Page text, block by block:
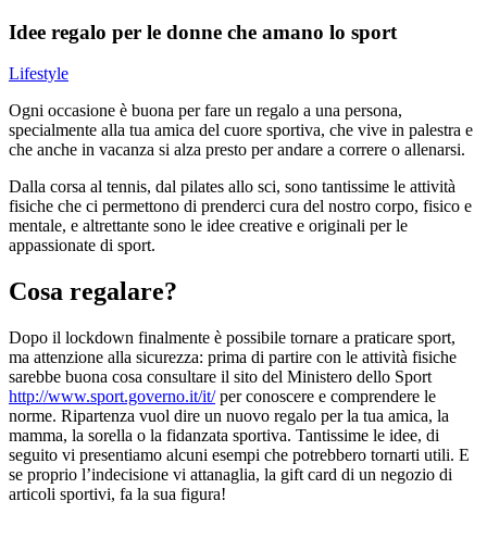
Idee regalo per le donne che amano lo sport
Lifestyle
Ogni occasione è buona per fare un regalo a una persona,
specialmente alla tua amica del cuore sportiva, che vive in palestra e
che anche in vacanza si alza presto per andare a correre o allenarsi.
Dalla corsa al tennis, dal pilates allo sci, sono tantissime le attività
fisiche che ci permettono di prenderci cura del nostro corpo, fisico e
mentale, e altrettante sono le idee creative e originali per le
appassionate di sport.
Cosa regalare?
Dopo il lockdown finalmente è possibile tornare a praticare sport,
ma attenzione alla sicurezza: prima di partire con le attività fisiche
sarebbe buona cosa consultare il sito del Ministero dello Sport
http://www.sport.governo.it/it/per conoscere e comprendere le
norme. Ripartenza vuol dire un nuovo regalo per la tua amica, la
mamma, la sorella o la fidanzata sportiva. Tantissime le idee, di
seguito vi presentiamo alcuni esempi che potrebbero tornarti utili. E
se proprio l’indecisione vi attanaglia, la gift card di un negozio di
articoli sportivi, fa la sua figura!